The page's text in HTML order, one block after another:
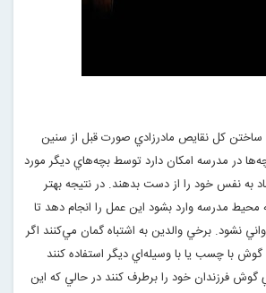
ساختن كل نقايص مادرزادي صورت قبل از سنين
در مدرسه امكان دارد توسط بچه‌هاي ديگر مورد
به نفس خود را از دست بدهند. در نتيجه بهتر
محيط مدرسه وارد بشود اين عمل را انجام دهد تا
نشود. برخي والدين به اشتباه گمان مي‌كنند اگر
با چسب يا با وسيله‌اي ديگر استفاده كنند
گوش فرزندان خود را برطرف كنند در حالي كه اين